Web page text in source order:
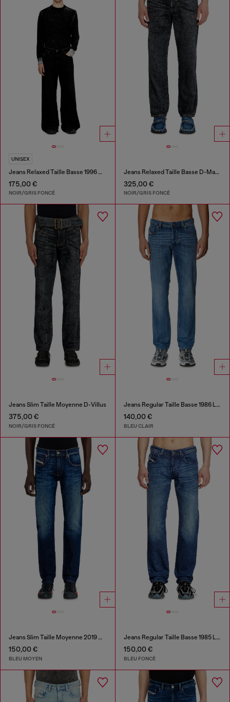
UNISEX
Jeans Relaxed Taille Basse 1996 D-Sire
175,00 €
NOIR/GRIS FONCÉ
Jeans Relaxed Taille Basse D-Marcus
325,00 €
NOIR/GRIS FONCÉ
Jeans Slim Taille Moyenne D-Villus
375,00 €
NOIR/GRIS FONCÉ
Jeans Regular Taille Basse 1986 Larkee-Beex
140,00 €
BLEU CLAIR
Jeans Slim Taille Moyenne 2019 D-Strukt
150,00 €
BLEU MOYEN
Jeans Regular Taille Basse 1985 Larkee
150,00 €
BLEU FONCÉ